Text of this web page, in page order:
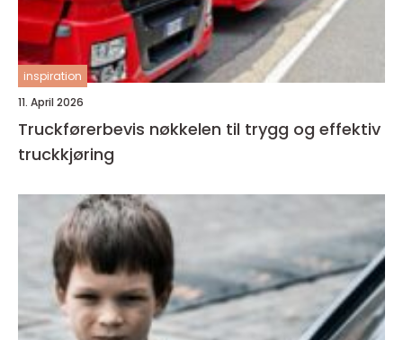
inspiration
11. April 2026
Truckførerbevis nøkkelen til trygg og effektiv
truckkjøring